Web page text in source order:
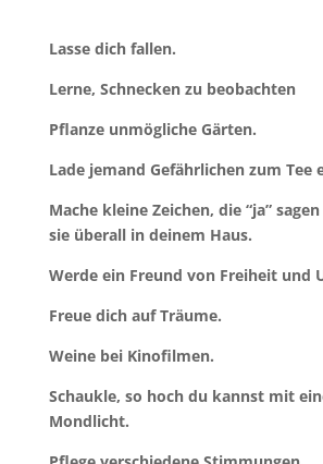
Lasse dich fallen.
Lerne, Schnecken zu beobachten
Pflanze unmögliche Gärten.
Lade jemand Gefährlichen zum Tee
Mache kleine Zeichen, die “ja”
sie überall in deinem Haus.
Werde ein Freund von Freiheit und
Freue dich auf Träume.
Weine bei Kinofilmen.
Schaukle, so hoch du kannst mit
Mondlicht.